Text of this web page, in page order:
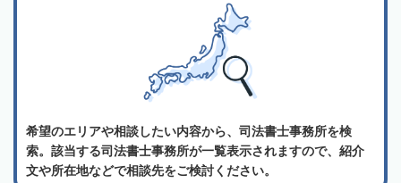
希望のエリアや相談したい内容から、司法書士事務所を検
索。該当する司法書士事務所が一覧表示されますので、紹介
文や所在地などで相談先をご検討ください。